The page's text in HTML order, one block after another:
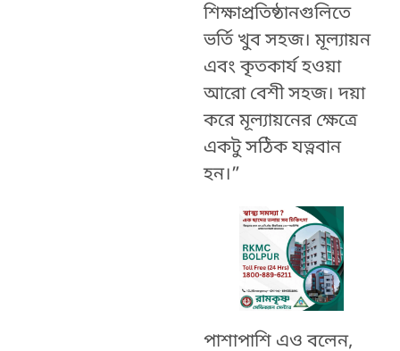
শিক্ষাপ্রতিষ্ঠানগুলিতে
ভর্তি খুব সহজ। মূল্যায়ন
এবং কৃতকার্য হওয়া
আরো বেশী সহজ। দয়া
করে মূল্যায়নের ক্ষেত্রে
একটু সঠিক যত্নবান
হন।”
পাশাপাশি এও বলেন,